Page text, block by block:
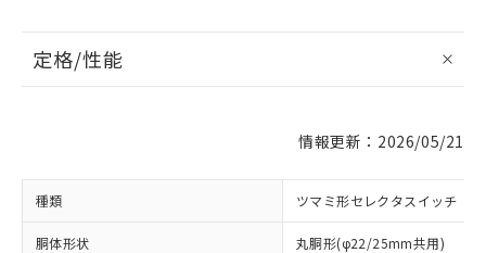
定格/性能
情報更新：2026/05/21
種類 ツマミ形セレクタスイッチ
胴体形状 丸胴形(φ22/25mm共用)